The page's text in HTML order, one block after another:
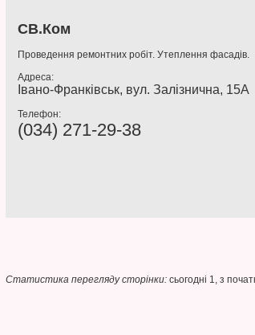
СВ.Ком
Проведення ремонтних робіт. Утеплення фасадів.
Адреса:
Івано-Франківськ, вул. Залізнична, 15А
Телефон:
(034) 271-29-38
Статистика перегляду сторінки: сьогодні 1, з